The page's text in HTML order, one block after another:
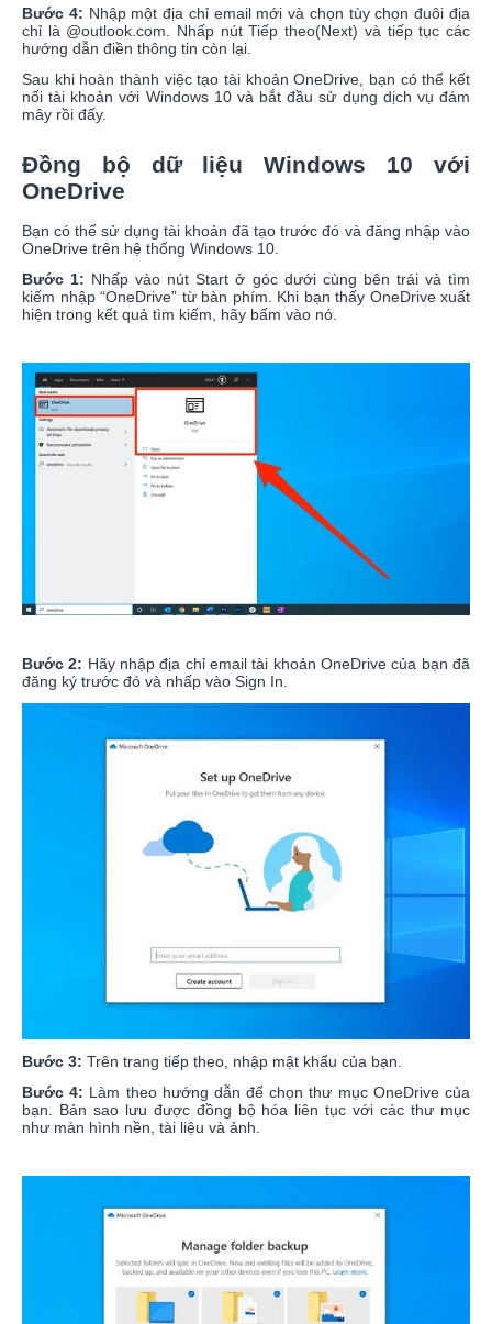
Bước 4: Nhập một địa chỉ email mới và chọn tùy chọn đuôi địa
chỉ là @outlook.com. Nhấp nút Tiếp theo(Next) và tiếp tục các
hướng dẫn điền thông tin còn lại.
Sau khi hoàn thành việc tạo tài khoản OneDrive, bạn có thể kết
nối tài khoản với Windows 10 và bắt đầu sử dụng dịch vụ đám
mây rồi đấy.
Đồng bộ dữ liệu Windows 10 với
OneDrive
Bạn có thể sử dụng tài khoản đã tạo trước đó và đăng nhập vào
OneDrive trên hệ thống Windows 10.
Bước 1: Nhấp vào nút Start ở góc dưới cùng bên trái và tìm
kiếm nhập “OneDrive” từ bàn phím. Khi bạn thấy OneDrive xuất
hiện trong kết quả tìm kiếm, hãy bấm vào nó.
Bước 2: Hãy nhập địa chỉ email tài khoản OneDrive của bạn đã
đăng ký trước đó và nhấp vào Sign In.
Bước 3: Trên trang tiếp theo, nhập mật khẩu của bạn.
Bước 4: Làm theo hướng dẫn để chọn thư mục OneDrive của
bạn. Bản sao lưu được đồng bộ hóa liên tục với các thư mục
như màn hình nền, tài liệu và ảnh.